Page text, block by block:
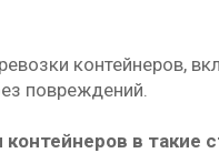
контейнеров,
повреждений.
в такие